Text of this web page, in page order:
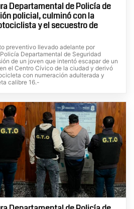
Departamental de Policía de
policial, culminó con la
y el secuestro de
preventivo llevado adelante por
Departamental de Seguridad
de un joven que intentó escapar de un
el Centro Cívico de la ciudad y derivó
con numeración adulterada y
calibre 16.-